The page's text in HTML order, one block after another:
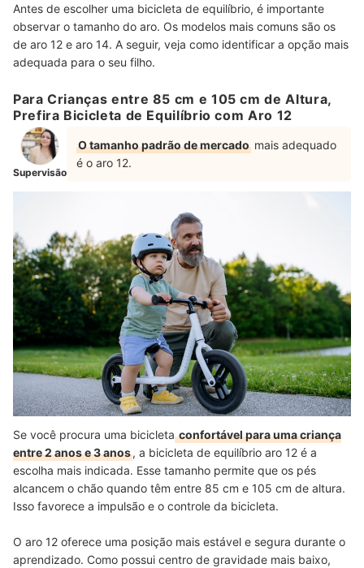
Antes de escolher uma bicicleta de equilíbrio, é importante
observar o tamanho do aro. Os modelos mais comuns são os
de aro 12 e aro 14. A seguir, veja como identificar a opção mais
adequada para o seu filho.
Para Crianças entre 85 cm e 105 cm de Altura,
Prefira Bicicleta de Equilíbrio com Aro 12
Supervisão
O tamanho padrão de mercado mais adequado
é o aro 12.
Se você procura uma bicicletaconfortável para uma criança
entre 2 anos e 3 anos, a bicicleta de equilíbrio aro 12 é a
escolha mais indicada. Esse tamanho permite que os pés
alcancem o chão quando têm entre 85 cm e 105 cm de altura.
Isso favorece a impulsão e o controle da bicicleta.
O aro 12 oferece uma posição mais estável e segura durante o
aprendizado. Como possui centro de gravidade mais baixo,